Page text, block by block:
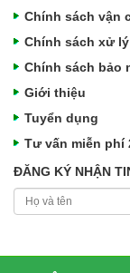
Chính sách vận
Chính sách xử
Chính sách bảo
Giới thiệu
Tuyển dụng
Tư vấn miễn phí
ĐĂNG KÝ NHẬN